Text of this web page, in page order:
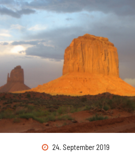
24. September 2019